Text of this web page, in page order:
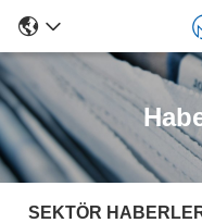
SEKTÖR